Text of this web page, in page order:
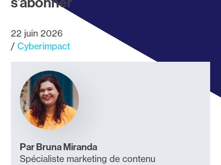
22 juin 2026
Cyberimpact
Par Bruna Miranda
Spécialiste marketing de contenu